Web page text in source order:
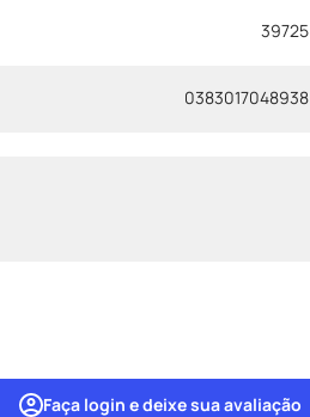
39725
0383017048938
Faça login e deixe sua avaliação